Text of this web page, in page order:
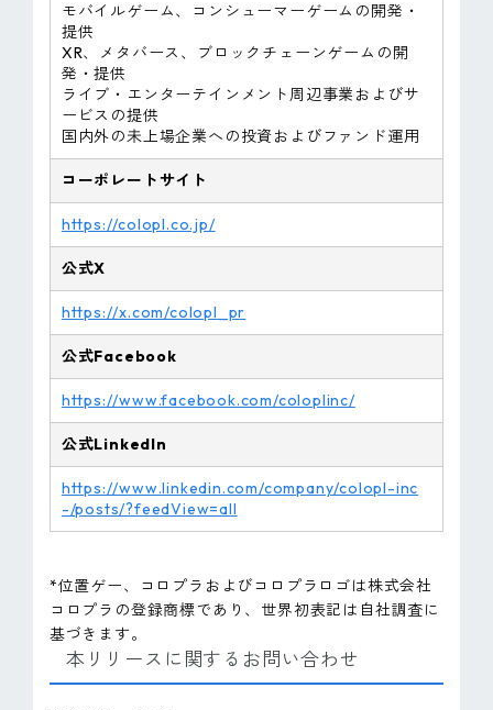
モバイルゲーム、コンシューマーゲームの開発・
提供
XR、メタバース、ブロックチェーンゲームの開
発・提供
ライブ・エンターテインメント周辺事業およびサ
ービスの提供
国内外の未上場企業への投資およびファンド運用
コーポレートサイト
https://colopl.co.jp/
公式X
https://x.com/colopl_pr
公式Facebook
https://www.facebook.com/coloplinc/
公式LinkedIn
https://www.linkedin.com/company/colopl-inc
-/posts/?feedView=all
*位置ゲー、コロプラおよびコロプラロゴは株式会社
コロプラの登録商標であり、世界初表記は自社調査に
基づきます。
本リリースに関するお問い合わせ